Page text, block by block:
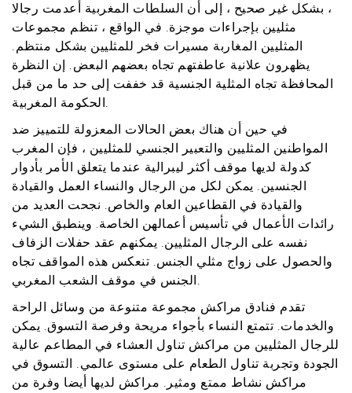
، بشكل غير صحيح ، إلى أن السلطات المغربية أعدمت رجالا
مثليين بإجراءات موجزة. في الواقع ، تنظم مجموعات
المثليين المغاربة مسيرات فخر للمثليين بشكل منتظم.
يظهرون علانية عاطفتهم تجاه بعضهم البعض. إن النظرة
المحافظة تجاه المثلية الجنسية قد خففت إلى حد ما من قبل
الحكومة المغربية.
في حين أن هناك بعض الحالات المعزولة للتمييز ضد
المواطنين المثليين والتعبير الجنسي للمثليين ، فإن المغرب
كدولة لديها موقف أكثر ليبرالية عندما يتعلق الأمر بأدوار
الجنسين. يمكن لكل من الرجال والنساء العمل والقيادة
والقيادة في القطاعين العام والخاص. نجحت العديد من
رائدات الأعمال في تأسيس أعمالهن الخاصة. وينطبق الشيء
نفسه على الرجال المثليين. يمكنهم عقد حفلات الزفاف
والحصول على زواج مثلي الجنس. تنعكس هذه المواقف تجاه
الجنس في موقف الشعب المغربي.
تقدم فنادق مراكش مجموعة متنوعة من وسائل الراحة
والخدمات. تتمتع النساء بأجواء مريحة وفرصة التسوق. يمكن
للرجال المثليين من مراكش تناول العشاء في المطاعم عالية
الجودة وتجربة تناول الطعام على مستوى عالمي. التسوق في
مراكش نشاط ممتع ومثير. مراكش لديها أيضا وفرة من